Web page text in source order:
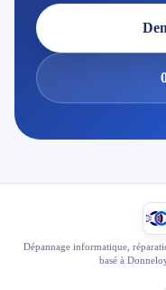
Dépannage informatique,
basé à